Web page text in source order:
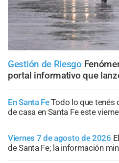
Gestión de Riesgo
portal informativo que
En Santa FeTodo lo que tenés
de casa en Santa Fe este
Viernes 7 de agosto de 2026
de Santa Fe; la información